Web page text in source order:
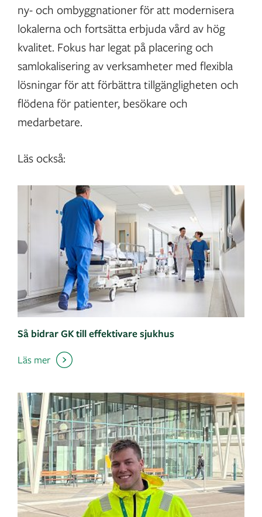
ny- och ombyggnationer för att modernisera
lokalerna och fortsätta erbjuda vård av hög
kvalitet. Fokus har legat på placering och
samlokalisering av verksamheter med flexibla
lösningar för att förbättra tillgängligheten och
flödena för patienter, besökare och
medarbetare.
Läs också:
Så bidrar GK till effektivare sjukhus
Läs mer